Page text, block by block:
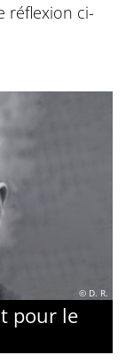
réflexion ci-
© D. R.
pour le